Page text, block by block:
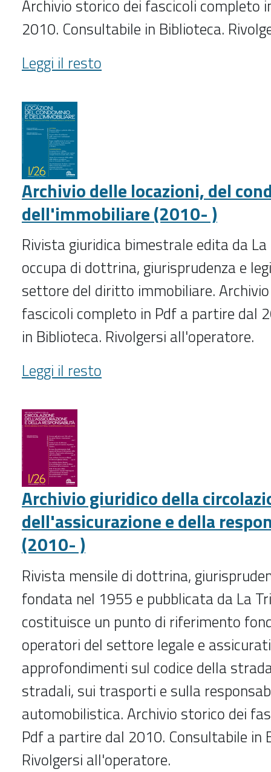
Archivio storico dei fascicoli completo
2010. Consultabile in Biblioteca.
Archivio
della
procedura
penale
(2010-
)
Leggi il resto
Archivio delle locazioni, del
dell'immobiliare (2010- )
Rivista giuridica bimestrale edita da
occupa di dottrina, giurisprudenza e
settore del diritto immobiliare.
fascicoli completo in Pdf a partire dal
in Biblioteca. Rivolgersi all'operatore.
Archivio
delle
del
condominio
e
dell'immobiliare
(2010-
)
Leggi il resto
Archivio giuridico della
dell'assicurazione e della
(2010- )
Rivista mensile di dottrina,
fondata nel 1955 e pubblicata da La
costituisce un punto di riferimento
operatori del settore legale e
approfondimenti sul codice della
stradali, sui trasporti e sulla
automobilistica. Archivio storico dei
Pdf a partire dal 2010. Consultabile in
Rivolgersi all'operatore.